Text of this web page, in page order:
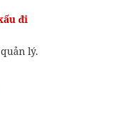
đi
lý.